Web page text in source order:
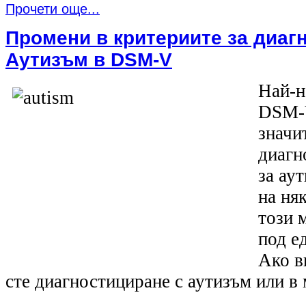
Прочети още...
Промени в критериите за
Аутизъм в DSM-V
Най-
за
на
този
под
Ако
сте диагностициране с аутизъм или в